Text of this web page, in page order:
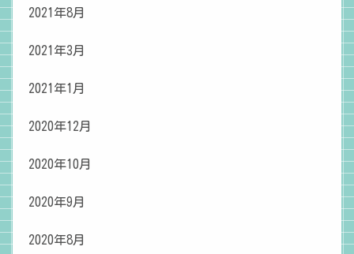
2021年8月
2021年3月
2021年1月
2020年12月
2020年10月
2020年9月
2020年8月